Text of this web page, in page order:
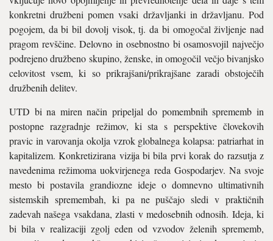
konkretni družbeni pomen vsaki državljanki in državljanu. Pod
pogojem, da bi bil dovolj visok, tj. da bi omogočal življenje nad
pragom revščine. Delovno in osebnostno bi osamosvojil največjo
podrejeno družbeno skupino, ženske, in omogočil večjo bivanjsko
celovitost vsem, ki so prikrajšani/prikrajšane zaradi obstoječih
družbenih delitev.
UTD bi na miren način pripeljal do pomembnih sprememb in
postopne razgradnje režimov, ki sta s perspektive človekovih
pravic in varovanja okolja vzrok globalnega kolapsa: patriarhat in
kapitalizem. Konkretizirana vizija bi bila prvi korak do razsutja z
navedenima režimoma uokvirjenega reda Gospodarjev. Na svoje
mesto bi postavila grandiozne ideje o domnevno ultimativnih
sistemskih spremembah, ki pa ne puščajo sledi v praktičnih
zadevah našega vsakdana, zlasti v medosebnih odnosih. Ideja, ki
bi bila v realizaciji zgolj eden od vzvodov želenih sprememb,